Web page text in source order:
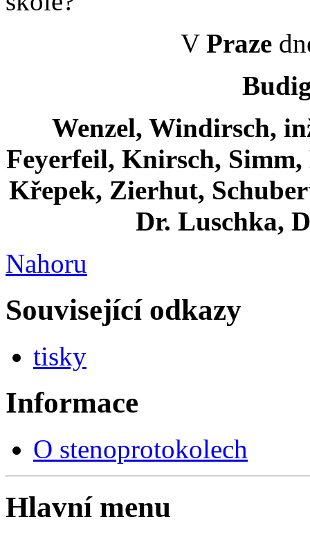
V Praze
Wenzel, Windirsch,
Feyerfeil, Knirsch,
Křepek, Zierhut,
Dr. Luschka,
Nahoru
Související odkazy
tisky
Informace
O stenoprotokolech
Hlavní menu